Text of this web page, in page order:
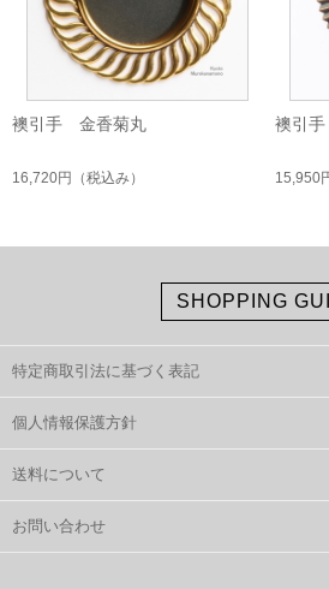
襖引手 金香菊丸
16,720円 （税込み）
襖引
15,950
SHOPPING
特定商取引法に基づく表記
個人情報保護方針
送料について
お問い合わせ